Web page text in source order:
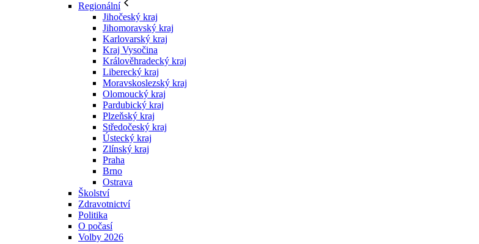
Regionální
Jihočeský kraj
Jihomoravský kraj
Karlovarský kraj
Kraj Vysočina
Králověhradecký kraj
Liberecký kraj
Moravskoslezský kraj
Olomoucký kraj
Pardubický kraj
Plzeňský kraj
Středočeský kraj
Ústecký kraj
Zlínský kraj
Praha
Brno
Ostrava
Školství
Zdravotnictví
Politika
O počasí
Volby 2026